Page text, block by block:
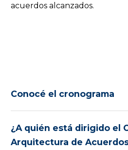
acuerdos alcanzados.
Conocé el cronograma
¿A quién está dirigido el
Arquitectura de